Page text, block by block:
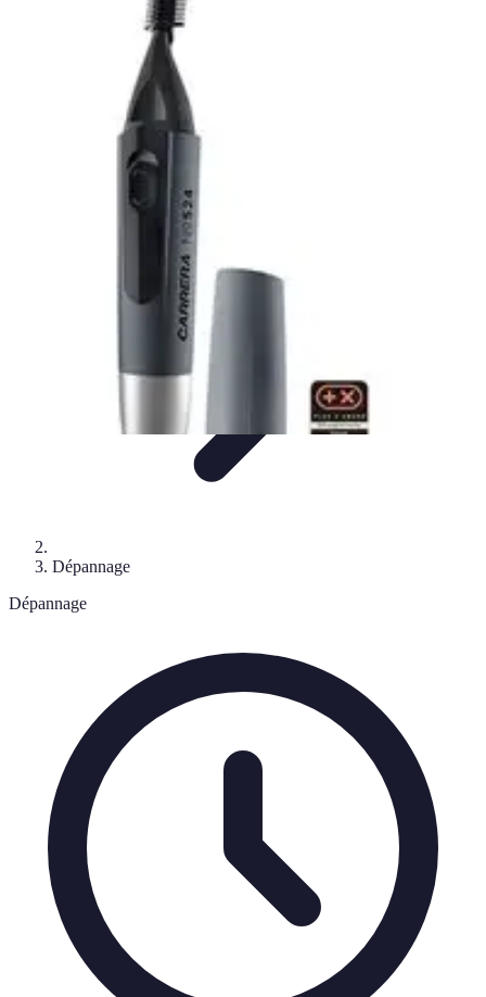
Outils et Équipements
Dépannage plomberie
Plomberie Rapide
Dépannage
Dépannage